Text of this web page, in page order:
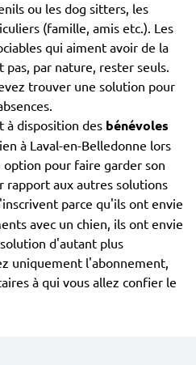
ou les dog sitters, les
(famille, amis etc.). Les
qui aiment avoir de la
par nature, rester seuls.
trouver une solution pour
à disposition des bénévoles
à Laval-en-Belledonne lors
option pour faire garder son
aux autres solutions
parce qu'ils ont envie
avec un chien, ils ont envie
d'autant plus
uniquement l'abonnement,
à qui vous allez confier le